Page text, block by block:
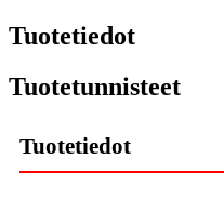
Tuotetiedot
Tuotetunnisteet
Tuotetiedot